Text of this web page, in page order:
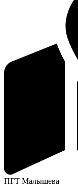
ПГТ Малышева